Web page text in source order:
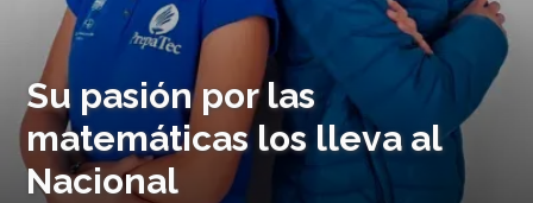
Su pasión por las
matemáticas los lleva al
Nacional